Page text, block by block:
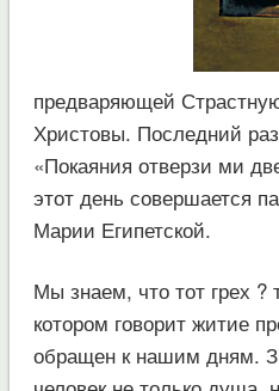
предваряющей
Христовы. Последний
«Покаяния отверзи ми
этот день совершается
Марии Египетской.
Мы знаем, что тот грех ?
котором говорит житие
обращен к нашим дням.